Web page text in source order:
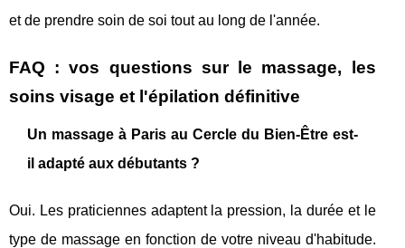
et de prendre soin de soi tout au long de l'année.
FAQ : vos questions sur le massage, les
soins visage et l'épilation définitive
Un massage à Paris au Cercle du Bien-Être est-
il adapté aux débutants ?
Oui. Les praticiennes adaptent la pression, la durée et le
type de massage en fonction de votre niveau d'habitude.